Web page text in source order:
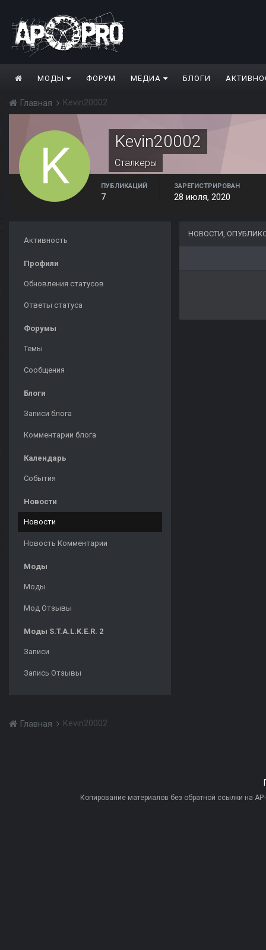
МОДЫ ФОРУМ МЕДИА БЛОГИ
Главная Kevin20002
Kevin20002
Сталкеры
ПУБЛИКАЦИЙ
7
ЗАРЕГИСТРИРОВАН
28 июля, 2020
Активность
Профили
Обновления статусов
Ответы статуса
Форумы
Темы
Сообщения
Блоги
Записи блога
Комментарии блога
Календарь
События
Новости
Новости
Новость Комментарии
Моды
Моды
Мод Отзывы
Моды S.T.A.L.K.E.R. 2
Записи
Запись Отзывы
НОВОСТИ,
Главная Kevin20002
Копирование материалов без обратной ссылки на